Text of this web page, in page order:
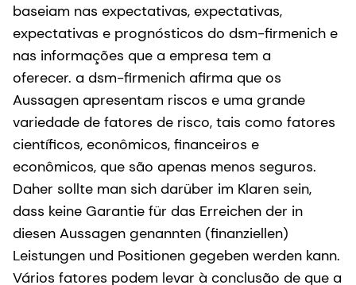
baseiam nas expectativas, expectativas,
expectativas e prognósticos do dsm-firmenich e
nas informações que a empresa tem a
oferecer. a dsm-firmenich afirma que os
Aussagen apresentam riscos e uma grande
variedade de fatores de risco, tais como fatores
científicos, econômicos, financeiros e
econômicos, que são apenas menos seguros.
Daher sollte man sich darüber im Klaren sein,
dass keine Garantie für das Erreichen der in
diesen Aussagen genannten (finanziellen)
Leistungen und Positionen gegeben werden kann.
Vários fatores podem levar à conclusão de que a